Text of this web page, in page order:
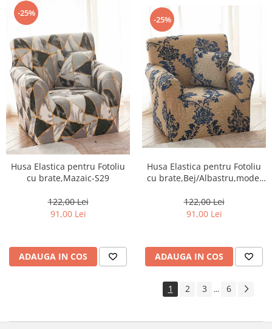
-25%
Husa Elastica pentru Fotoliu
cu brate,Mazaic-S29
122,00 Lei
91,00 Lei
ADAUGA IN COS
-25%
Husa Elastica pentru Fotoliu
cu brate,Bej/Albastru,model
122,00 Lei
91,00 Lei
ADAUGA IN COS
1 2 3 ... 6